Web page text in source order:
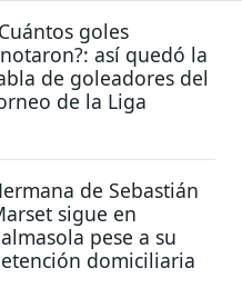
goles
así quedó la
de goleadores del
de la Liga
de Sebastián
sigue en
pese a su
domiciliaria